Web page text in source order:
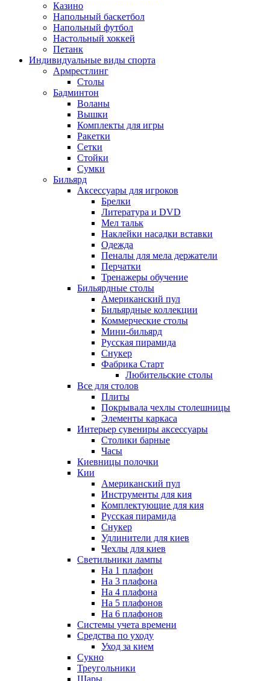
Казино
Напольный баскетбол
Напольный футбол
Настольный хоккей
Петанк
Индивидуальные виды спорта
Армрестлинг
Столы
Бадминтон
Воланы
Вышки
Комплекты для игры
Ракетки
Сетки
Стойки
Сумки
Бильярд
Аксессуары для игроков
Брелки
Литература и DVD
Мел тальк
Наклейки насадки вставки
Одежда
Пеналы для мела держатели
Перчатки
Тренажеры обучение
Бильярдные столы
Американский пул
Бильярдные коллекции
Коммерческие столы
Мини-бильярд
Русская пирамида
Снукер
Фабрика Старт
Любительские столы
Все для столов
Плиты
Покрывала чехлы столешницы
Элементы каркаса
Интерьер сувениры аксессуары
Столики барные
Часы
Киевницы полочки
Кии
Американский пул
Инструменты для кия
Комплектующие для кия
Русская пирамида
Снукер
Удлинители для киев
Чехлы для киев
Светильники лампы
На 1 плафон
На 3 плафона
На 4 плафона
На 5 плафонов
На 6 плафонов
Системы учета времени
Средства по уходу
Уход за кием
Сукно
Треугольники
Шары